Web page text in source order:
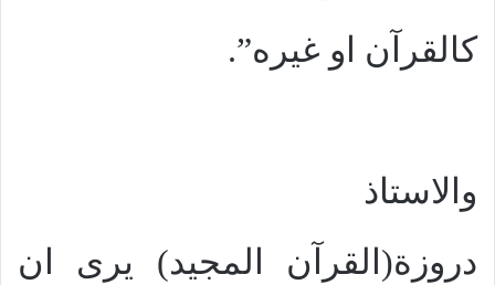
كالقرآن او غيره”.
والاستاذ
دروزة(القرآن المجيد) يرى ان